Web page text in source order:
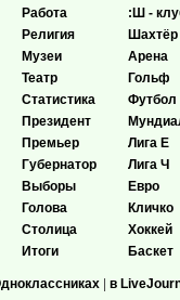
Работа
Религия
Музеи
Театр
Статистика
Президент
Премьер
Губернатор
Выборы
Голова
Столица
Итоги
:Ш -
Шахтёр
Арена
Гольф
Футбол
Лига Е
Лига Ч
Евро
Кличко
Хоккей
Баскет
| в